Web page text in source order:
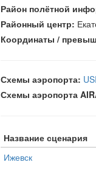
Район полётной
Районный центр:
Координаты /
Схемы аэропорта:
Схемы аэропорта
Название сценария
Ижевск